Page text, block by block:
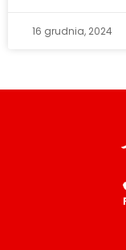
16 grudnia, 2024